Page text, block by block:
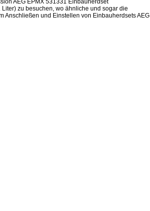
AEG EPMX 531331 Einbauherdset
Liter) zu besuchen, wo ähnliche und sogar die
Anschließen und Einstellen von Einbauherdsets AEG